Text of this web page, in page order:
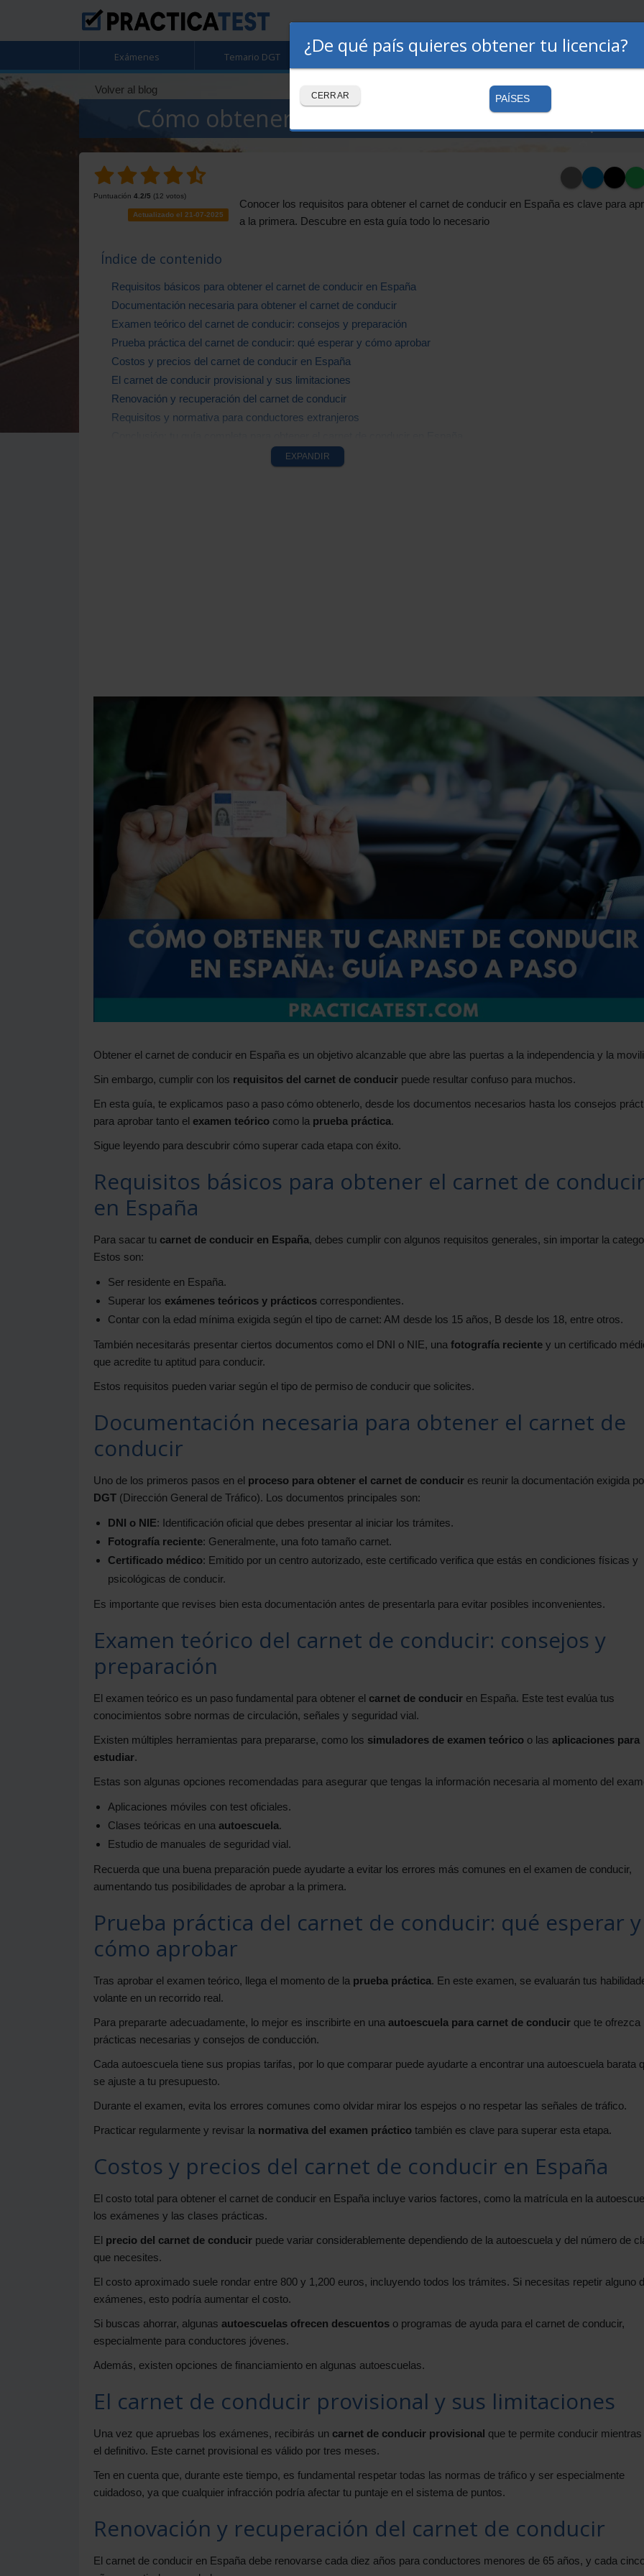
Exámenes Temario DGT Premium
Volver al blog
Cómo obtener tu carnet de conducir en
Puntuación 4.2/5 (12 votos)
Actualizado el 21-07-2025
Conocer los requisitos para obtener el carnet de conducir en España es clave para
a la primera. Descubre en esta guía todo lo necesario
Índice de contenido
Requisitos básicos para obtener el carnet de conducir en España
Documentación necesaria para obtener el carnet de conducir
Examen teórico del carnet de conducir: consejos y preparación
Prueba práctica del carnet de conducir: qué esperar y cómo aprobar
Costos y precios del carnet de conducir en España
El carnet de conducir provisional y sus limitaciones
Renovación y recuperación del carnet de conducir
Requisitos y normativa para conductores extranjeros
EXPANDIR
Obtener el carnet de conducir en España es un objetivo alcanzable que abre las puertas a la independencia y la
Sin embargo, cumplir con los requisitos del carnet de conducirpuede resultar confuso para muchos.
En esta guía, te explicamos paso a paso cómo obtenerlo, desde los documentos necesarios hasta los consejos
para aprobar tanto el examen teóricocomo la prueba práctica.
Sigue leyendo para descubrir cómo superar cada etapa con éxito.
Requisitos básicos para obtener el carnet de
en España
Para sacar tu carnet de conducir en España, debes cumplir con algunos requisitos generales, sin importar la
Estos son:
Ser residente en España.
Superar los exámenes teóricos y prácticoscorrespondientes.
Contar con la edad mínima exigida según el tipo de carnet: AM desde los 15 años, B desde los 18, entre otros.
También necesitarás presentar ciertos documentos como el DNI o NIE, una fotografía recientey un certificado
que acredite tu aptitud para conducir.
Estos requisitos pueden variar según el tipo de permiso de conducir que solicites.
Documentación necesaria para obtener el carnet de
conducir
Uno de los primeros pasos en el proceso para obtener el carnet de conducires reunir la documentación exigida
DGT(Dirección General de Tráfico). Los documentos principales son:
DNI o NIE: Identificación oficial que debes presentar al iniciar los trámites.
Fotografía reciente: Generalmente, una foto tamaño carnet.
Certificado médico: Emitido por un centro autorizado, este certificado verifica que estás en condiciones físicas y
psicológicas de conducir.
Es importante que revises bien esta documentación antes de presentarla para evitar posibles inconvenientes.
Examen teórico del carnet de conducir: consejos y
preparación
El examen teórico es un paso fundamental para obtener el carnet de conduciren España. Este test evalúa tus
conocimientos sobre normas de circulación, señales y seguridad vial.
Existen múltiples herramientas para prepararse, como los simuladores de examen teóricoo las aplicaciones para
estudiar.
Estas son algunas opciones recomendadas para asegurar que tengas la información necesaria al momento del
Aplicaciones móviles con test oficiales.
Clases teóricas en una autoescuela.
Estudio de manuales de seguridad vial.
Recuerda que una buena preparación puede ayudarte a evitar los errores más comunes en el examen de conducir,
aumentando tus posibilidades de aprobar a la primera.
Prueba práctica del carnet de conducir: qué esperar y
cómo aprobar
Tras aprobar el examen teórico, llega el momento de la prueba práctica. En este examen, se evaluarán tus
volante en un recorrido real.
Para prepararte adecuadamente, lo mejor es inscribirte en una autoescuela para carnet de conducirque te ofrezca
prácticas necesarias y consejos de conducción.
Cada autoescuela tiene sus propias tarifas, por lo que comparar puede ayudarte a encontrar una autoescuela barata
se ajuste a tu presupuesto.
Durante el examen, evita los errores comunes como olvidar mirar los espejos o no respetar las señales de tráfico.
Practicar regularmente y revisar la normativa del examen prácticotambién es clave para superar esta etapa.
Costos y precios del carnet de conducir en España
El costo total para obtener el carnet de conducir en España incluye varios factores, como la matrícula en la
los exámenes y las clases prácticas.
El precio del carnet de conducirpuede variar considerablemente dependiendo de la autoescuela y del número de
que necesites.
El costo aproximado suele rondar entre 800 y 1,200 euros, incluyendo todos los trámites. Si necesitas repetir alguno
exámenes, esto podría aumentar el costo.
Si buscas ahorrar, algunas autoescuelas ofrecen descuentoso programas de ayuda para el carnet de conducir,
especialmente para conductores jóvenes.
Además, existen opciones de financiamiento en algunas autoescuelas.
El carnet de conducir provisional y sus limitaciones
Una vez que apruebas los exámenes, recibirás un carnet de conducir provisional que te permite conducir mientras
el definitivo. Este carnet provisional es válido por tres meses.
Ten en cuenta que, durante este tiempo, es fundamental respetar todas las normas de tráfico y ser especialmente
cuidadoso, ya que cualquier infracción podría afectar tu puntaje en el sistema de puntos.
Renovación y recuperación del carnet de conducir
El carnet de conducir en España debe renovarse cada diez años para conductores menores de 65 años, y cada
¿De qué país quieres obtener tu licencia?
CERRAR PAÍSES